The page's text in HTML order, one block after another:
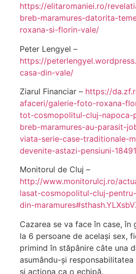
https://elitaromaniei.ro/
breb-maramures-datorita-
roxana-si-florin-vale/
Peter Lengyel –
https://
casa-din-vale/
Ziarul Financiar – https://
afaceri/galerie-foto-roxana-
tot-cosmopolitul-cluj-napoca-
breb-maramures-au-parasit-
viata-serie-case-traditionale-
devenite-astazi-pensiuni-
Monitorul de Cluj –
http://www.monitorulcj.ro/
lasat-cosmopolitul-cluj-
din-
Cazarea se va face în case, în
la 6 persoane de același sex,
primind în stăpânire câte una
asumându-și
și acționa ca o echipă.